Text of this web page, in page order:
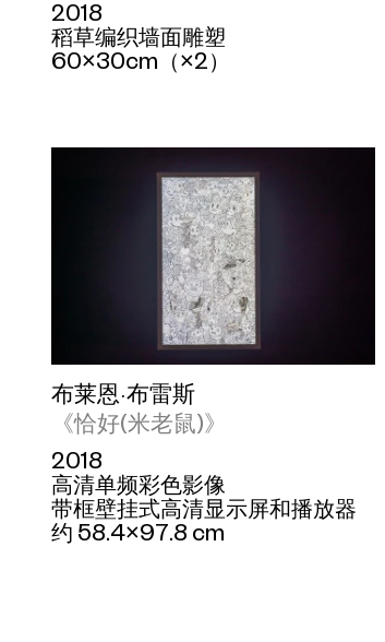
2018
稻草编织墙面雕塑
60×30cm（×2）
布莱恩·布雷斯
《恰好(米老鼠)》
2018
高清单频彩色影像
带框壁挂式高清显示屏和播放器
约 58.4×97.8 cm